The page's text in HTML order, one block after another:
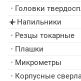
• Головки
▸ Напильники
• Резцы токарные
• Плашки
• Микрометры
• Корпусные